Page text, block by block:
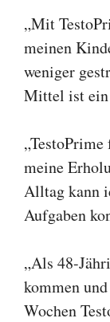
„Mit
meinen
weniger
Mittel ist
meine
Alltag kann
Aufgaben
„Als 48-
kommen
Wochen